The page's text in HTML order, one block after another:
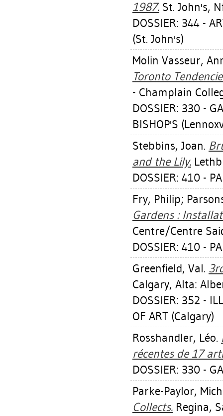
1987. St. John's,
DOSSIER: 344 -
(St. John's)
Molin Vasseur,
Toronto
- Champlain
DOSSIER: 330 -
BISHOP'S
Stebbins, Joan.
and the Lily.
DOSSIER: 410 -
Fry, Philip;
Gardens :
Centre/Centre
DOSSIER: 410 -
Greenfield, Val.
Calgary, Alta:
DOSSIER: 352 -
OF ART (Calgary)
Rosshandler, Léo.
récentes de 17
DOSSIER: 330 -
Parke-Paylor,
Collects. Regina,